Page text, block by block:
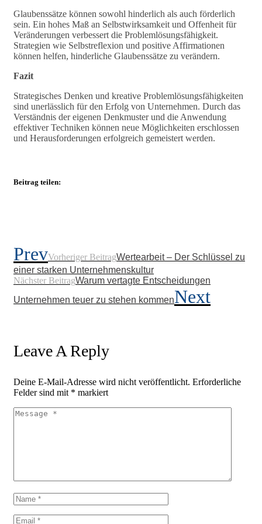
Glaubenssätze können sowohl hinderlich als auch förderlich
sein. Ein hohes Maß an Selbstwirksamkeit und Offenheit für
Veränderungen verbessert die Problemlösungsfähigkeit.
Strategien wie Selbstreflexion und positive Affirmationen
können helfen, hinderliche Glaubenssätze zu verändern.
Fazit
Strategisches Denken und kreative Problemlösungsfähigkeiten
sind unerlässlich für den Erfolg von Unternehmen. Durch das
Verständnis der eigenen Denkmuster und die Anwendung
effektiver Techniken können neue Möglichkeiten erschlossen
und Herausforderungen erfolgreich gemeistert werden.
Beitrag teilen:
PrevVorheriger BeitragWertearbeit – Der Schlüssel zu
einer starken Unternehmenskultur
Nächster BeitragWarum vertagte Entscheidungen
Unternehmen teuer zu stehen kommenNext
Leave A Reply
Deine E-Mail-Adresse wird nicht veröffentlicht. Erforderliche
Felder sind mit * markiert